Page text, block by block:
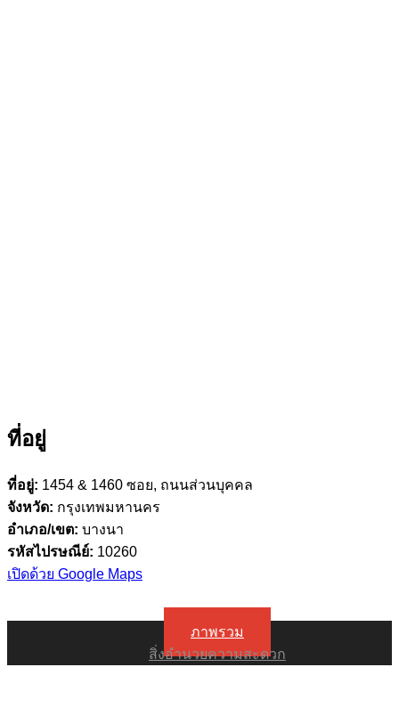
ที่อยู่
ที่อยู่: 1454 & 1460 ซอย, ถนนส่วนบุคคล
จังหวัด: กรุงเทพมหานคร
อำเภอ/เขต: บางนา
รหัสไปรษณีย์: 10260
เปิดด้วย Google Maps
ภาพรวม
สิ่งอำนวยความสะดวก